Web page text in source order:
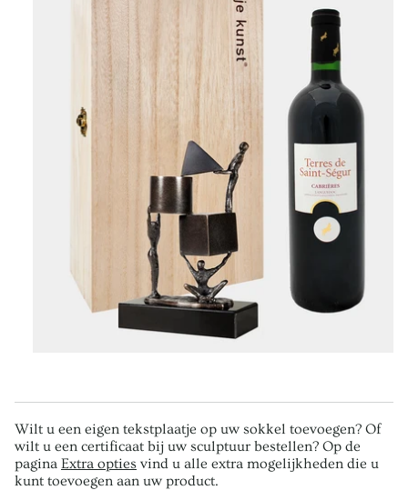
Wilt u een eigen tekstplaatje op uw sokkel toevoegen? Of
wilt u een certificaat bij uw sculptuur bestellen? Op de
pagina Extra opties vind u alle extra mogelijkheden die u
kunt toevoegen aan uw product.